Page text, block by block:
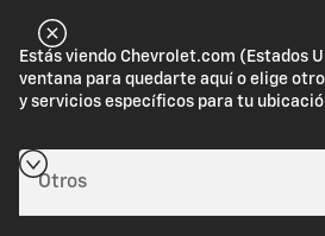
Estás viendo Chevrolet.com (Estados
ventana para quedarte aquí o elige
y servicios específicos para tu